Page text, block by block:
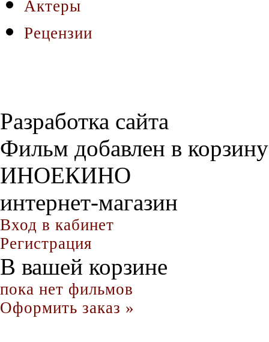
Актеры
Рецензии
Разработка сайта
Фильм добавлен в корзину
ИНОЕКИНО
интернет-магазин
Вход в кабинет
Регистрация
В вашей корзине
пока нет фильмов
Оформить заказ »